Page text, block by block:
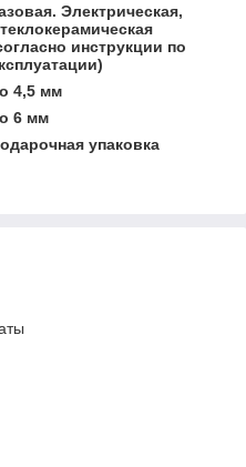
Электрическая,
инструкции по
4,5 мм
6 мм
упаковка